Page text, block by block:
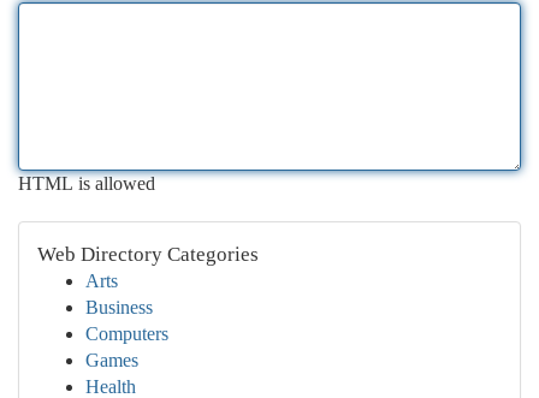
HTML is allowed
Web Directory Categories
Arts
Business
Computers
Games
Health